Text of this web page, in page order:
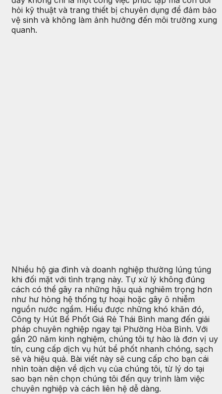
hỏi kỹ thuật và trang thiết bị chuyên dụng để đảm bảo
vệ sinh và không làm ảnh hưởng đến môi trường xung
quanh.
Nhiều hộ gia đình và doanh nghiệp thường lúng túng
khi đối mặt với tình trạng này. Tự xử lý không đúng
cách có thể gây ra những hậu quả nghiêm trọng hơn
như hư hỏng hệ thống tự hoại hoặc gây ô nhiễm
nguồn nước ngầm. Hiểu được những khó khăn đó,
Công ty Hút Bể Phốt Giá Rẻ Thái Bình mang đến giải
pháp chuyên nghiệp ngay tại Phường Hòa Bình. Với
gần 20 năm kinh nghiệm, chúng tôi tự hào là đơn vị uy
tín, cung cấp dịch vụ hút bể phốt nhanh chóng, sạch
sẽ và hiệu quả. Bài viết này sẽ cung cấp cho bạn cái
nhìn toàn diện về dịch vụ của chúng tôi, từ lý do tại
sao bạn nên chọn chúng tôi đến quy trình làm việc
chuyên nghiệp và cách liên hệ dễ dàng.